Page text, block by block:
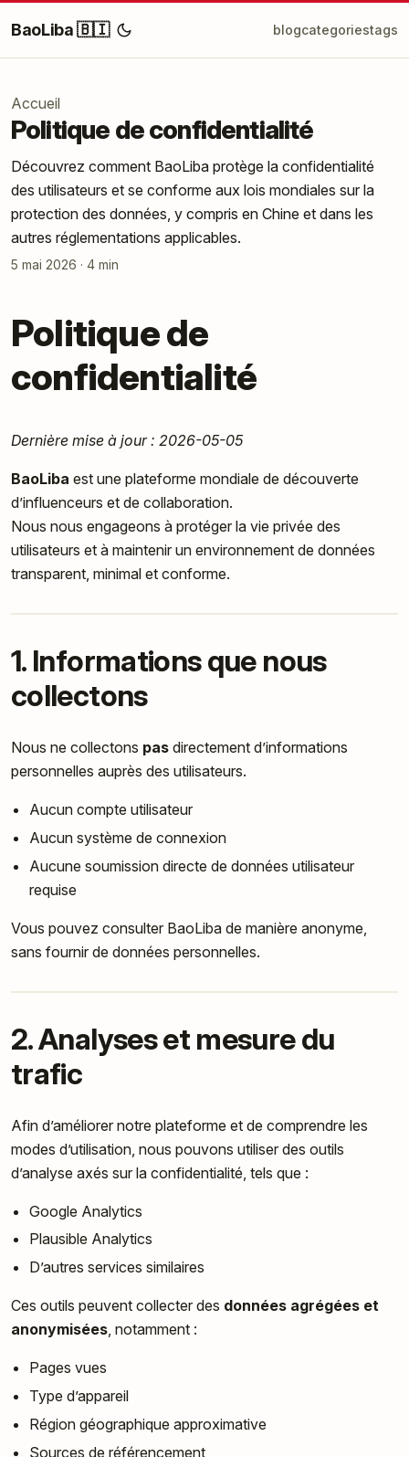
BaoLiba 🇧🇮 blogcategoriestags
Accueil
Politique de confidentialité
Découvrez comment BaoLiba protège la confidentialité
des utilisateurs et se conforme aux lois mondiales sur la
protection des données, y compris en Chine et dans les
autres réglementations applicables.
5 mai 2026 · 4 min
Politique de
confidentialité
Dernière mise à jour : 2026-05-05
BaoLiba est une plateforme mondiale de découverte
d’influenceurs et de collaboration.
Nous nous engageons à protéger la vie privée des
utilisateurs et à maintenir un environnement de données
transparent, minimal et conforme.
1. Informations que nous
collectons
Nous ne collectons pas directement d’informations
personnelles auprès des utilisateurs.
Aucun compte utilisateur
Aucun système de connexion
Aucune soumission directe de données utilisateur
requise
Vous pouvez consulter BaoLiba de manière anonyme,
sans fournir de données personnelles.
2. Analyses et mesure du
trafic
Afin d’améliorer notre plateforme et de comprendre les
modes d’utilisation, nous pouvons utiliser des outils
d’analyse axés sur la confidentialité, tels que :
Google Analytics
Plausible Analytics
D’autres services similaires
Ces outils peuvent collecter des données agrégées et
anonymisées, notamment :
Pages vues
Type d’appareil
Région géographique approximative
Sources de référencement